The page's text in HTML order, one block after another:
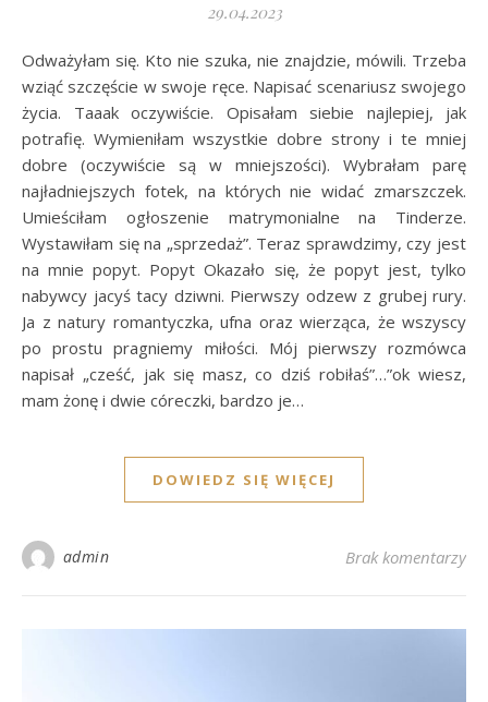
29.04.2023
Odważyłam się. Kto nie szuka, nie znajdzie, mówili. Trzeba
wziąć szczęście w swoje ręce. Napisać scenariusz swojego
życia. Taaak oczywiście. Opisałam siebie najlepiej, jak
potrafię. Wymieniłam wszystkie dobre strony i te mniej
dobre (oczywiście są w mniejszości). Wybrałam parę
najładniejszych fotek, na których nie widać zmarszczek.
Umieściłam ogłoszenie matrymonialne na Tinderze.
Wystawiłam się na „sprzedaż”. Teraz sprawdzimy, czy jest
na mnie popyt. Popyt Okazało się, że popyt jest, tylko
nabywcy jacyś tacy dziwni. Pierwszy odzew z grubej rury.
Ja z natury romantyczka, ufna oraz wierząca, że wszyscy
po prostu pragniemy miłości. Mój pierwszy rozmówca
napisał „cześć, jak się masz, co dziś robiłaś”…”ok wiesz,
mam żonę i dwie córeczki, bardzo je…
DOWIEDZ SIĘ WIĘCEJ
admin Brak komentarzy